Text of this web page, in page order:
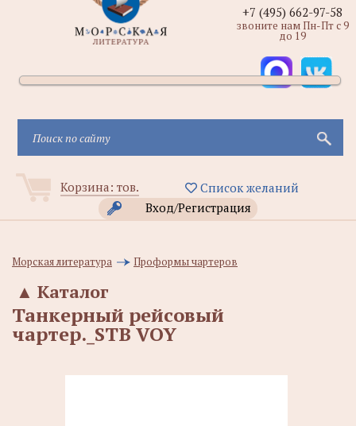
Корзина: тов.
Список желаний
Вход/Регистрация
+7 (495) 662-97-58
звоните нам Пн-Пт с 9
до 19
Морская литература Проформы чартеров
Каталог
▲
Танкерный рейсовый
чартер._STB VOY